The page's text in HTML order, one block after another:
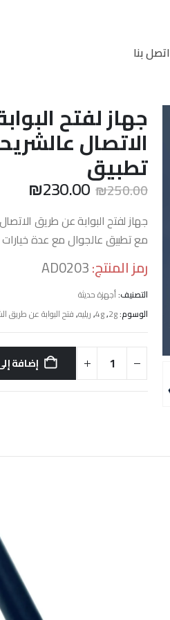
اتصل بنا
جهاز لفتح
تطبيق
₪250.00 السعر
الأصلي
هو:
₪250.00.
₪230.00
هو:
₪230.00.
مع تطبيق عالجوال مع عدة خيارات
رمز المنتج:AD0203
التصنيف:أجهزة حديثة
الوسوم:2g
,
4g
,ريليه,فتح البوابة عن طريق
إضافة